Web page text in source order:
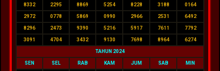
8332 2295 8869 5254 8228 3188 0164
2972 0778 5869 0990 2966 2531 6492
8296 2473 9390 5216 5917 7611 7792
3091 4704 3432 9130 7698 8964 6274
TAHUN 2024
SEN SEL RAB KAM JUM SAB MIN